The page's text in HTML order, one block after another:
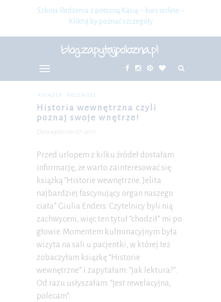
Szkoła Rodzenia z położną Kasią – kurs online –
Kliknij by poznać szczegóły
KSIĄŻEK RECENZJE
Historia wewnętrzna czyli
poznaj swoje wnętrze!
Data wpisu 06-07-2015
Przed urlopem z kilku źródeł dostałam
informację, że warto zainteresować się
książką “Historie wewnętrzne. Jelita
najbardziej fascynujący organ naszego
ciała” Giulia Enders. Czytelnicy byli nią
zachwyceni, więc ten tytuł “chodził” mi po
głowie. Momentem kulminacyjnym była
wizyta na sali u pacjentki, w której też
zobaczyłam książkę “Historie
wewnętrzne” i zapytałam: “jak lektura?”.
Od razu usłyszałam: “jest rewelacyjna,
polecam”.